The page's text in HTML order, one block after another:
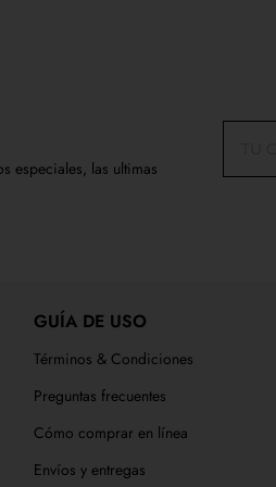
especiales, las ultimas
GUÍA DE USO
Términos & Condiciones
Preguntas frecuentes
Cómo comprar en línea
Envíos y entregas